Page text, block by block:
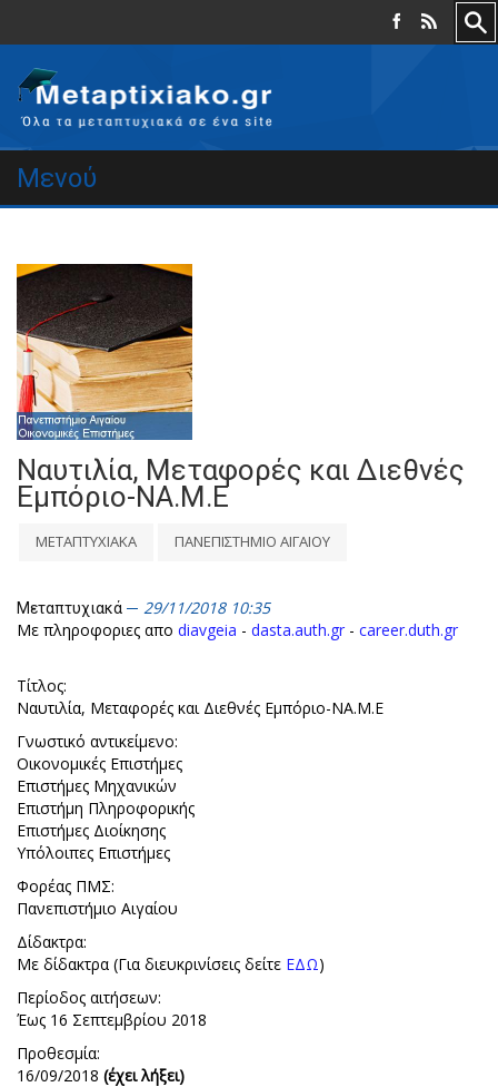
Μενού
Ναυτιλία, Μεταφορές και Διεθνές
Εμπόριο-ΝΑ.Μ.Ε
ΜΕΤΑΠΤΥΧΙΑΚΑ ΠΑΝΕΠΙΣΤΗΜΙΟ ΑΙΓΑΙΟΥ
Μεταπτυχιακά
29/11/2018 10:35
Με πληροφοριες απο diavgeia - dasta.auth.gr - career.duth.gr
Τίτλος:
Ναυτιλία, Μεταφορές και Διεθνές Εμπόριο-ΝΑ.Μ.Ε
Γνωστικό αντικείμενο:
Οικονομικές Επιστήμες
Επιστήμες Μηχανικών
Επιστήμη Πληροφορικής
Επιστήμες Διοίκησης
Υπόλοιπες Επιστήμες
Φορέας ΠΜΣ:
Πανεπιστήμιο Αιγαίου
Δίδακτρα:
Με δίδακτρα (Για διευκρινίσεις δείτε ΕΔΩ)
Περίοδος αιτήσεων:
Έως 16 Σεπτεμβρίου 2018
Προθεσμία:
16/09/2018 (έχει λήξει)